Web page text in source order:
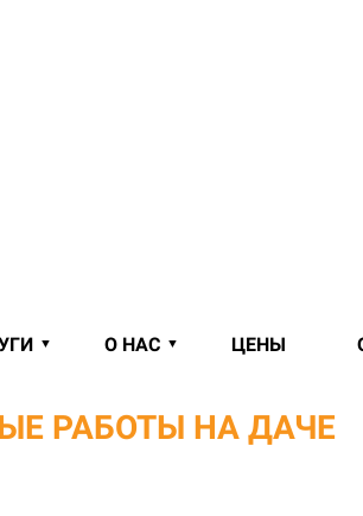
О НАС ЦЕНЫ
РАБОТЫ НА ДАЧЕ